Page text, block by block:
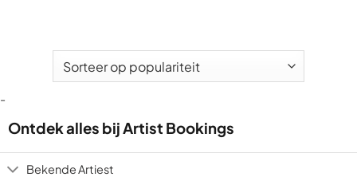
-
Ontdek alles bij Artist Bookings
Bekende Artiest